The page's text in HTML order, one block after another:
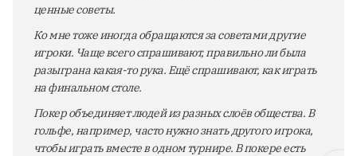
ценные советы.
Ко мне тоже иногда обращаются за советами другие
игроки. Чаще всего спрашивают, правильно ли была
разыграна какая-то рука. Ещё спрашивают, как играть
на финальном столе.
Покер объединяет людей из разных слоёв общества. В
гольфе, например, часто нужно знать другого игрока,
чтобы играть вместе в одном турнире. В покере есть